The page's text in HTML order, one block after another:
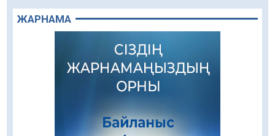
Құрылыс қарқыны – қала дамуының айғағы
08.08.2026
Зәулім ғимараттарда туған жерді түлеткен
азаматтардың қолтаңбасы бар
Еңбегі ерлікпен тең мамандық
ЖАРНАМА